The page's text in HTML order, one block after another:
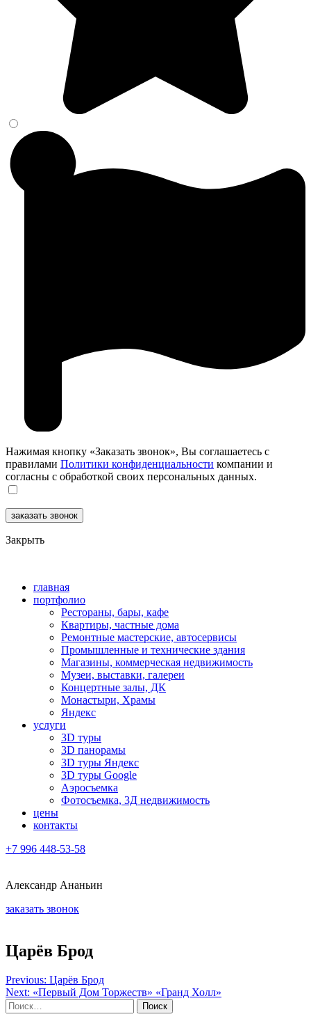
Нажимая кнопку «Заказать звонок», Вы соглашаетесь c
правилами Политики конфиденциальности компании и
согласны с обработкой своих персональных данных.
Закрыть
главная
портфолио
Рестораны, бары, кафе
Квартиры, частные дома
Ремонтные мастерские, автосервисы
Промышленные и технические здания
Магазины, коммерческая недвижимость
Музеи, выставки, галереи
Концертные залы, ДК
Монастыри, Храмы
Яндекс
услуги
3D туры
3D панорамы
3D туры Яндекс
3D туры Google
Аэросъемка
Фотосъемка, 3Д недвижимость
цены
контакты
+7 996 448-53-58
Александр Ананьин
заказать звонок
Царёв Брод
Навигация
по
Previous: Царёв Брод
Next: «Первый Дом Торжеств» «Гранд Холл»
Найти: